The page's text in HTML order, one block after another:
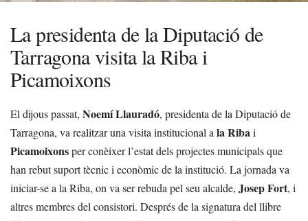
La presidenta de la Diputació de
Tarragona visita la Riba i
Picamoixons
El dijous passat, Noemí Llauradó, presidenta de la Diputació de
Tarragona, va realitzar una visita institucional a la Ribai
Picamoixonsper conèixer l’estat dels projectes municipals que
han rebut suport tècnic i econòmic de la institució. La jornada va
iniciar-se a la Riba, on va ser rebuda pel seu alcalde, Josep Fort, i
altres membres del consistori. Després de la signatura del llibre